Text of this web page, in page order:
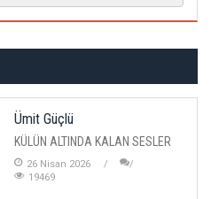
Ümit Güçlü
KÜLÜN ALTINDA KALAN SESLER
26 Nisan 2026
19469